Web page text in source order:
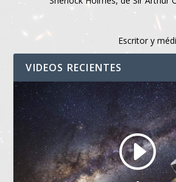
Escritor y
VIDEOS RECIENTES